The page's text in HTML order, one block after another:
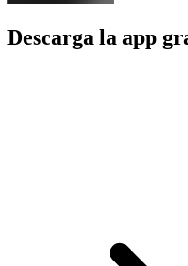
Descarga la app